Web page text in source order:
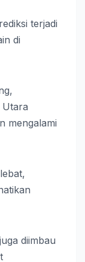
terjadi
di
Utara
mengalami
diimbau